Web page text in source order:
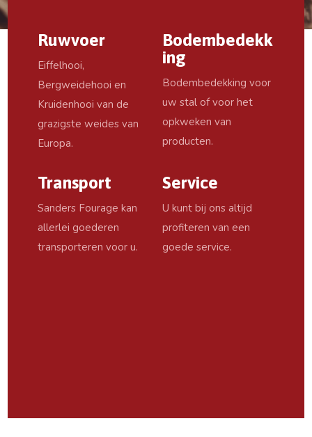
Ruwvoer
Eiffelhooi,
Bergweidehooi en
Kruidenhooi van de
grazigste weides van
Europa.
Bodembedekk
ing
Bodembedekking voor
uw stal of voor het
opkweken van
producten.
Transport
Sanders Fourage kan
allerlei goederen
transporteren voor u.
Service
U kunt bij ons altijd
profiteren van een
goede service.